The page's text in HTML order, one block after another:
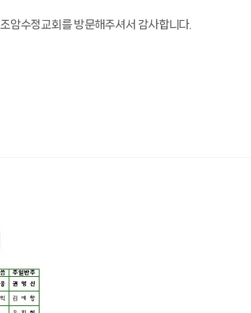
조암수정교회를 방문해주셔서 감사합니다.